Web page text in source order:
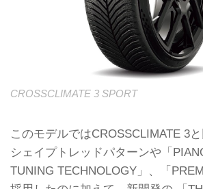
CROSSCLIMATE 3 SPORT
このモデルではCROSSCLIMATE 3
シェイプトレッドパターンや「
TUNING TECHNOLOGY」、「